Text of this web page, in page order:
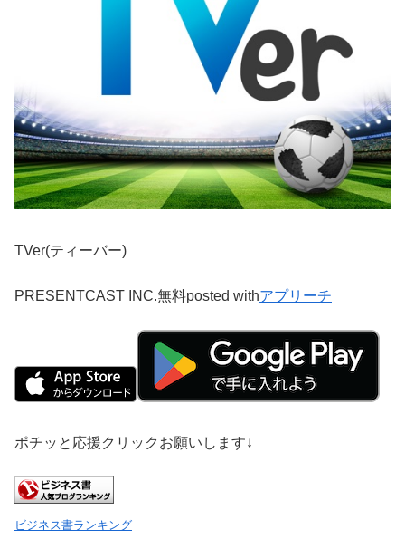
TVer(ティーバー)
PRESENTCAST INC.無料posted withアプリーチ
ポチッと応援クリックお願いします↓
ビジネス書ランキング